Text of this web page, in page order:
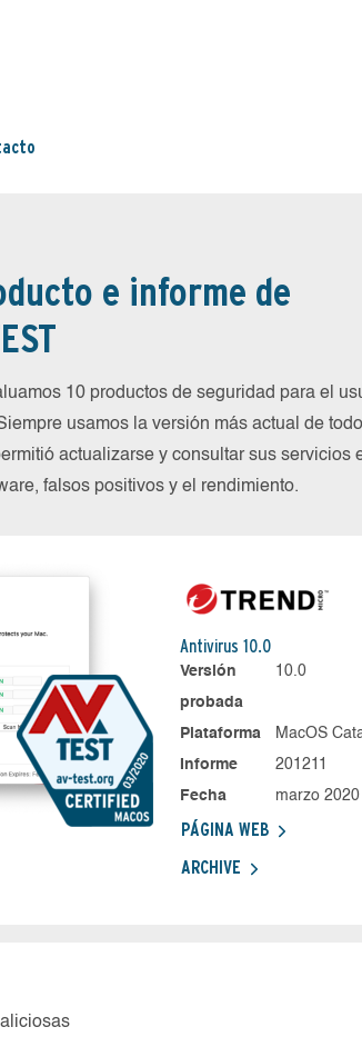
e informe de
10 productos de seguridad para el
usamos la versión más actual de
actualizarse y consultar sus servicios
falsos positivos y el rendimiento.
Antivirus 10.0
Versión
probada
10.0
Plataforma
MacOS
Informe
201211
Fecha
marzo 2020
PÁGINA WEB
ARCHIVE